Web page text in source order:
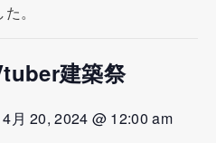
。
建築祭
4月 20, 2024 @ 12:00 am